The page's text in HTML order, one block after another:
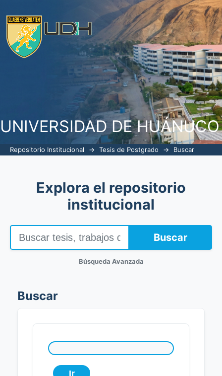
UNIVERSIDAD DE HUÁNUCO
Repositorio Institucional → Tesis de Postgrado → Buscar
Explora el repositorio
institucional
Buscar
Búsqueda Avanzada
Buscar